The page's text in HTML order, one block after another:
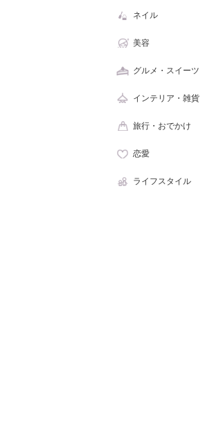
ネイル
美容
グルメ・スイーツ
インテリア・雑貨
旅行・おでかけ
恋愛
ライフスタイル